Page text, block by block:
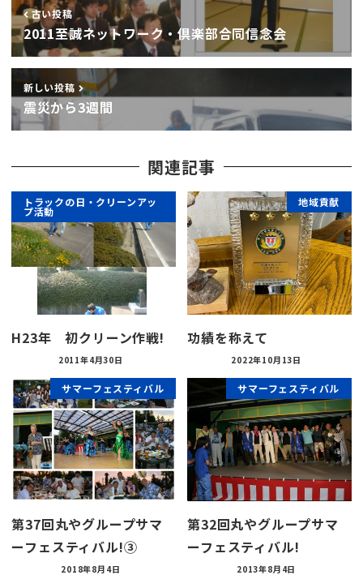
古い投稿
2011至誠ネットワーク・倶楽部合同信念会
新しい投稿
震災から3週間
関連記事
トラックの日・クリーンアッ
プ活動
H23年 初クリーン作戦!
2011年4月30日
地域貢献
功績を称えて
2022年10月13日
サマーフェスティバル
第37回丸やグループサマ
ーフェスティバル!③
2018年8月4日
サマーフェスティバル
第32回丸やグループサマ
ーフェスティバル!
2013年8月4日